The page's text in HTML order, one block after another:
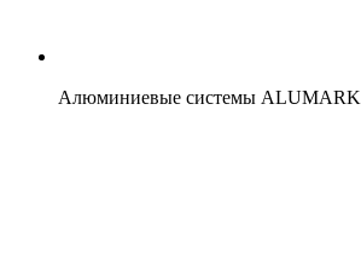
Алюминиевые системы ALUMARK